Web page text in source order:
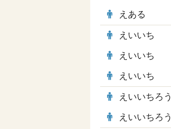
えある
えいいち
えいいち
えいいち
えいいちろう
えいいちろう